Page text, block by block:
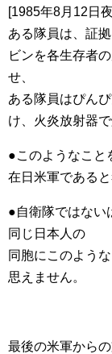
[1985年8月12日
ある隊員は、証
ビンを各生存者
せ、
ある隊員はぴん
け、火炎放射器
●このようなこと
在日米軍であると
●自衛隊ではない
同じ日本人の
同胞にこのよう
思えません。
最後の米軍から